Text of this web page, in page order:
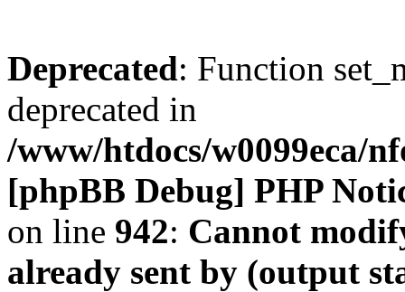
Deprecated: Function
deprecated in
/www/htdocs/w0099eca/
[phpBB Debug] PHP
on line 942: Cannot
already sent by (output